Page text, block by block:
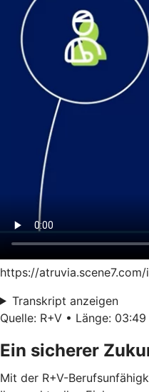
https://
Transkript anzeigen
Quelle: R+V • Länge:
Ein sicherer
Mit der R+V-